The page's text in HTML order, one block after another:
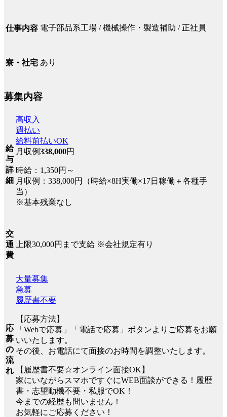
仕事内容 電子部品系工場 / 機械操作・製造補助 / 正社員
寮・社宅 あり
募集内容
給
与
詳
細
高収入
週払い
給料前払いOK
月収例338,000円
時給：1,350円～
月収例：338,000円（時給×8H実働×17日稼働＋各種手
当）
※基本残業なし
交
通
費
上限30,000円まで支給 ※会社規定有り
応
募
の
流
れ
大量募集
急募
履歴書不要
【応募方法】
「Webで応募」「電話で応募」ボタンよりご応募をお願
いいたします。
その後、お電話にて面接のお時間を調整いたします。
【履歴書不要☆オンライン面接OK】
家にいながらスマホですぐにWEB面談ができる！履歴
書・志望動機不要・私服でOK！
今までの経歴も問いません！
お気軽にご応募ください！